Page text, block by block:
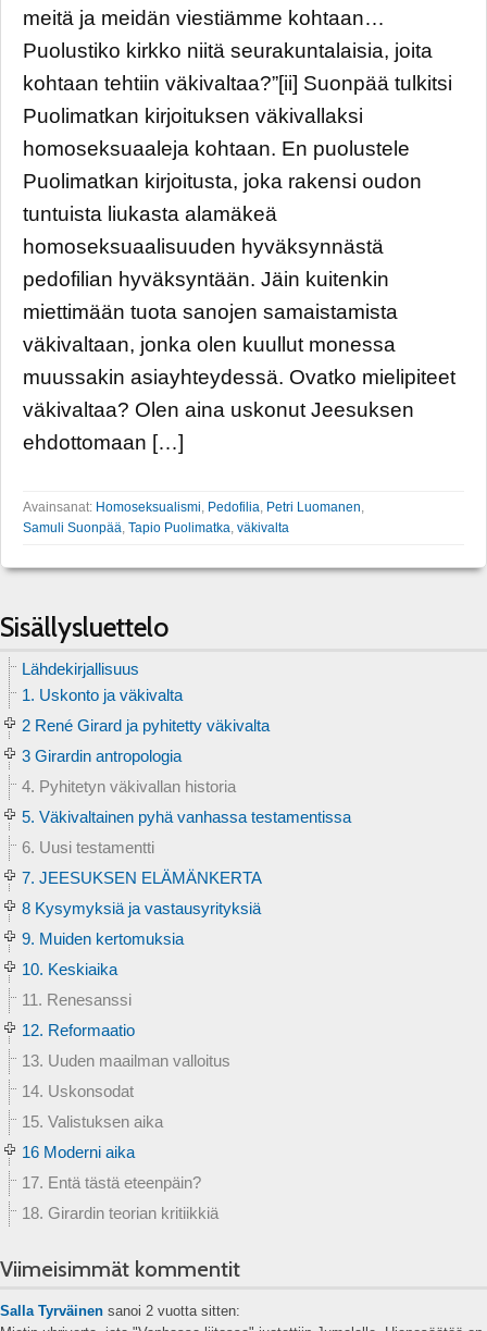
meitä ja meidän viestiämme kohtaan…
Puolustiko kirkko niitä seurakuntalaisia, joita
kohtaan tehtiin väkivaltaa?”[ii] Suonpää tulkitsi
Puolimatkan kirjoituksen väkivallaksi
homoseksuaaleja kohtaan. En puolustele
Puolimatkan kirjoitusta, joka rakensi oudon
tuntuista liukasta alamäkeä
homoseksuaalisuuden hyväksynnästä
pedofilian hyväksyntään. Jäin kuitenkin
miettimään tuota sanojen samaistamista
väkivaltaan, jonka olen kuullut monessa
muussakin asiayhteydessä. Ovatko mielipiteet
väkivaltaa? Olen aina uskonut Jeesuksen
ehdottomaan […]
Avainsanat: Homoseksualismi Pedofilia Petri Luomanen
Samuli Suonpää Tapio Puolimatka väkivalta
Sisällysluettelo
Lähdekirjallisuus
1. Uskonto ja väkivalta
2 René Girard ja pyhitetty väkivalta
3 Girardin antropologia
4. Pyhitetyn väkivallan historia
5. Väkivaltainen pyhä vanhassa testamentissa
6. Uusi testamentti
7. JEESUKSEN ELÄMÄNKERTA
8 Kysymyksiä ja vastausyrityksiä
9. Muiden kertomuksia
10. Keskiaika
11. Renesanssi
12. Reformaatio
13. Uuden maailman valloitus
14. Uskonsodat
15. Valistuksen aika
16 Moderni aika
17. Entä tästä eteenpäin?
18. Girardin teorian kritiikkiä
Viimeisimmät kommentit
Salla Tyrväinen sanoi 2 vuotta sitten: